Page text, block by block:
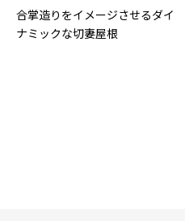
合掌造りをイメージさせるダイ
ナミックな切妻屋根